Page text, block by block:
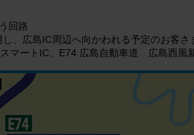
回路
、広島IC周辺へ向かわれる予定のお客
ートIC、E74 広島自動車道 広島西風